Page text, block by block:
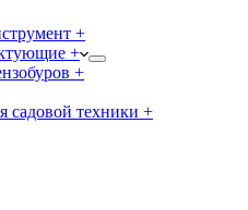
+
+
+
садовой техники +